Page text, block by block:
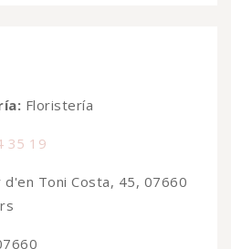
Floristería
35 19
d'en Toni Costa, 45, 07660